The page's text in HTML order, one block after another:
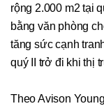
rộng 2.000 m2 tại
bằng văn phòng
tăng sức cạnh
quý II trở đi khi thị
Theo Avison